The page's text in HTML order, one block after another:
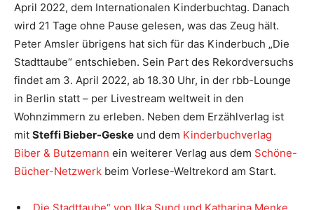
April 2022, dem Internationalen Kinderbuchtag. Danach
wird 21 Tage ohne Pause gelesen, was das Zeug hält.
Peter Amsler übrigens hat sich für das Kinderbuch „Die
Stadttaube“ entschieben. Sein Part des Rekordversuchs
findet am 3. April 2022, ab 18.30 Uhr, in der rbb-Lounge
in Berlin statt – per Livestream weltweit in den
Wohnzimmern zu erleben. Neben dem Erzählverlag ist
mit Steffi Bieber-Geske und dem Kinderbuchverlag
Biber & Butzemann ein weiterer Verlag aus dem Schöne-
Bücher-Netzwerk beim Vorlese-Weltrekord am Start.